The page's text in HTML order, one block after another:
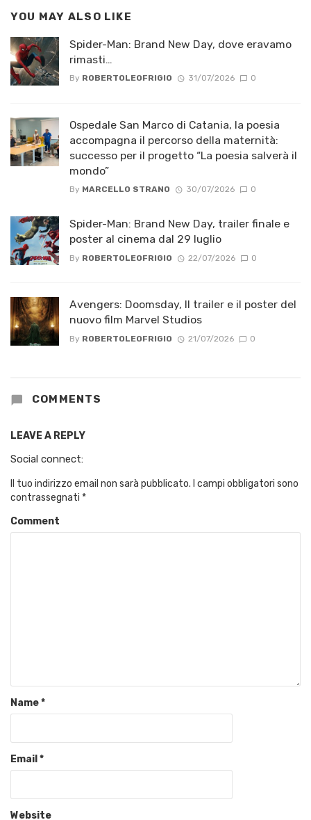
YOU MAY ALSO LIKE
Spider-Man: Brand New Day, dove eravamo
rimasti…
By ROBERTOLEOFRIGIO 31/07/2026 0
Ospedale San Marco di Catania, la poesia
accompagna il percorso della maternità:
successo per il progetto “La poesia salverà il
mondo”
By MARCELLO STRANO 30/07/2026 0
Spider-Man: Brand New Day, trailer finale e
poster al cinema dal 29 luglio
By ROBERTOLEOFRIGIO 22/07/2026 0
Avengers: Doomsday, Il trailer e il poster del
nuovo film Marvel Studios
By ROBERTOLEOFRIGIO 21/07/2026 0
COMMENTS
LEAVE A REPLY
Social connect:
Il tuo indirizzo email non sarà pubblicato. I campi obbligatori sono
contrassegnati *
Comment
Name*
Email *
Website